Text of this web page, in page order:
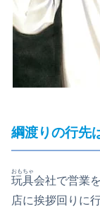
綱渡りの行先
玩具
おもちゃ
会社で営業
店に挨拶回りに